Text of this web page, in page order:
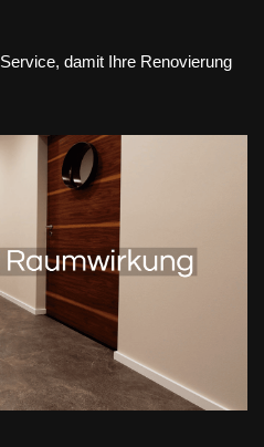
damit Ihre Renovierung